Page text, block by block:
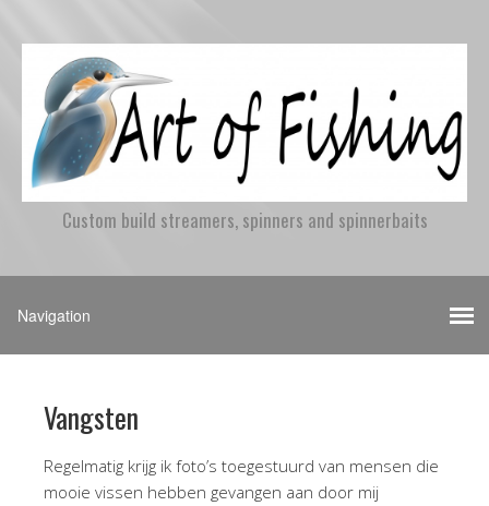
Custom build streamers, spinners and spinnerbaits
Vangsten
Regelmatig krijg ik foto’s toegestuurd van mensen die
mooie vissen hebben gevangen aan door mij